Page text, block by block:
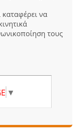
καταφέρει να
τους
▼